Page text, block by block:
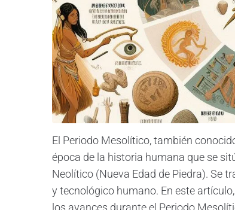
El Periodo Mesolítico, también
época de la historia humana que se
Neolítico (Nueva Edad de Piedra). Se
y tecnológico humano. En este
los avances durante el Periodo